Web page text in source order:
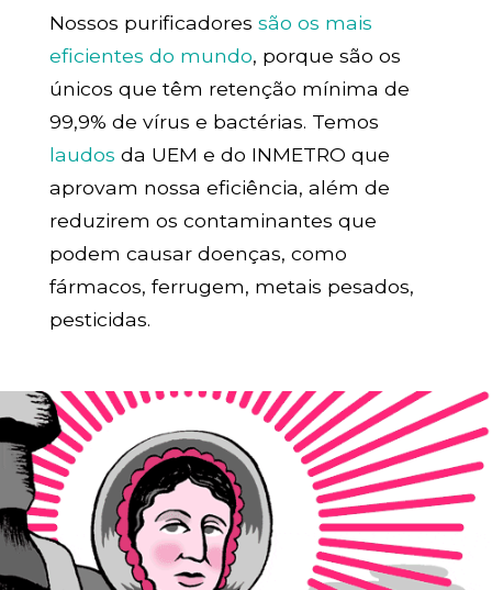
Nossos purificadores são os mais
eficientes do mundo, porque são os
únicos que têm retenção mínima de
99,9% de vírus e bactérias. Temos
laudos da UEM e do INMETRO que
aprovam nossa eficiência, além de
reduzirem os contaminantes que
podem causar doenças, como
fármacos, ferrugem, metais pesados,
pesticidas.